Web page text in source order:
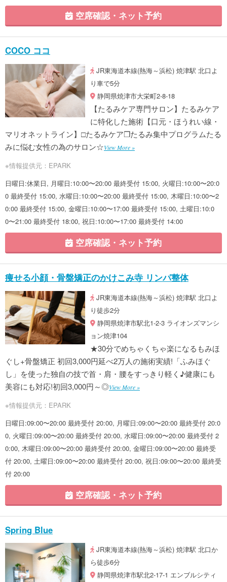
空席確認・ネット予約
COCO ココ
JR東海道本線(熱海～浜松) 焼津駅 北口よ
り車で5分
静岡県焼津市大栄町2-8-18
【たるみケア専門サロン】たるみケア
に特化した施術【口元・ほうれい線・
マリオネットライン】□たるみケア❒たるみ集中プログラムたる
みに悩む女性の為のサロン☆View More »
※情報提供元：EPARK
日曜日:休業日, 月曜日:10:00〜20:00 最終受付 15:00, 火曜日:10:00〜20:0
0 最終受付 15:00, 水曜日:10:00〜20:00 最終受付 15:00, 木曜日:10:00〜2
0:00 最終受付 15:00, 金曜日:10:00〜17:00 最終受付 15:00, 土曜日:10:0
0〜21:00 最終受付 18:00, 祝日:10:00〜17:00 最終受付 14:00
空席確認・ネット予約
痩せる小顔・骨盤矯正のかけこみ寺 リンパ整体
JR東海道本線(熱海～浜松) 焼津駅 北口よ
り徒歩2分
静岡県焼津市駅北1-2-3 ライオンズマンシ
ョン焼津104
★30分でめちゃくちゃ楽になるもみほ
ぐし+骨盤矯正 初回3,000円延べ2万人の施術実績!「ふみほぐ
し」を使った独自の技で首・肩・腰をすっきり軽く♪健康にも
美容にも対応!初回3,000円～◎View More »
※情報提供元：EPARK
日曜日:09:00〜20:00 最終受付 20:00, 月曜日:09:00〜20:00 最終受付 20:0
0, 火曜日:09:00〜20:00 最終受付 20:00, 水曜日:09:00〜20:00 最終受付 2
0:00, 木曜日:09:00〜20:00 最終受付 20:00, 金曜日:09:00〜20:00 最終受
付 20:00, 土曜日:09:00〜20:00 最終受付 20:00, 祝日:09:00〜20:00 最終受
付 20:00
空席確認・ネット予約
Spring Blue
JR東海道本線(熱海～浜松) 焼津駅 北口か
ら徒歩6分
静岡県焼津市駅北2-17-1 エンブルシティ